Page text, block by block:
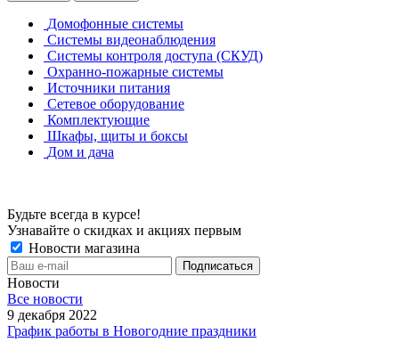
Домофонные системы
Системы видеонаблюдения
Системы контроля доступа (СКУД)
Охранно-пожарные системы
Источники питания
Сетевое оборудование
Комплектующие
Шкафы, щиты и боксы
Дом и дача
Будьте всегда в курсе!
Узнавайте о скидках и акциях первым
Новости магазина
Новости
Все новости
9 декабря 2022
График работы в Новогодние праздники